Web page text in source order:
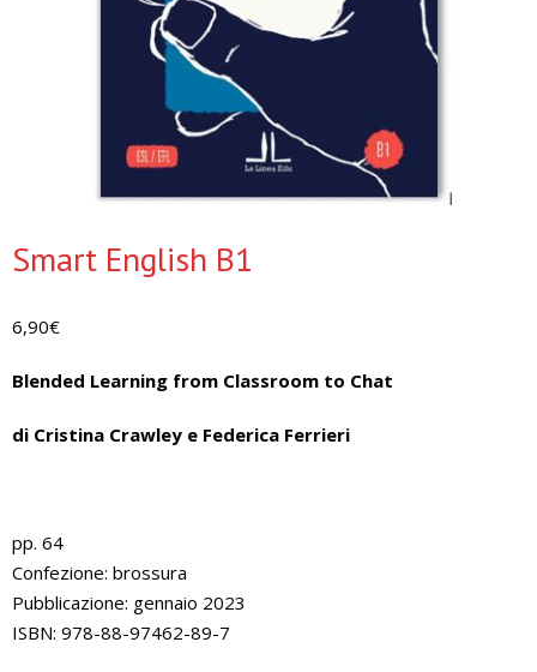
Smart English B1
6,90€
Blended Learning from Classroom to Chat
di Cristina Crawley e Federica Ferrieri
pp. 64
Confezione: brossura
Pubblicazione: gennaio 2023
ISBN: 978-88-97462-89-7